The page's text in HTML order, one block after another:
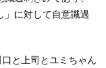
」に対して自意識過
と上司とユミちゃん